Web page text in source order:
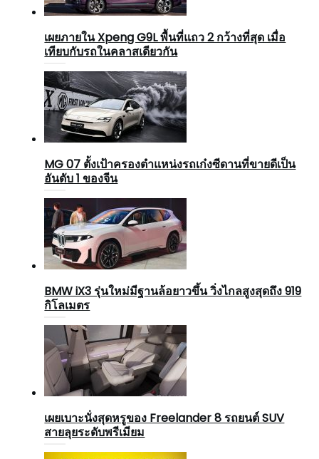
เผยภายใน Xpeng G9L พื้นที่แถว 2 กว้างที่สุด เมื่อ
เทียบกับรถในคลาสเดียวกัน
MG 07 ตั้งเป้าครองตำแหน่งรถเก๋งซีดานที่ขายดีเป็น
อันดับ 1 ของจีน
BMW iX3 รุ่นใหม่มีฐานล้อยาวขึ้น วิ่งไกลสูงสุดถึง 919
กิโลเมตร
เผยเบาะนั่งสุดหรูของ Freelander 8 รถยนต์ SUV
สายลุยระดับพรีเมียม